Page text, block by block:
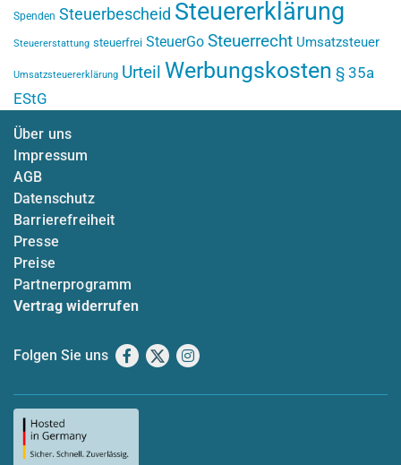
Spenden Steuerbescheid Steuererklärung
Steuererstattung steuerfrei SteuerGo Steuerrecht Umsatzsteuer
Umsatzsteuererklärung Urteil Werbungskosten § 35a
EStG
Über uns
Impressum
AGB
Datenschutz
Barrierefreiheit
Presse
Preise
Partnerprogramm
Vertrag widerrufen
Folgen Sie uns Facebook
X Instagram